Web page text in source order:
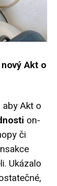
Akt o
aby Akt o
on-
či
Ukázalo